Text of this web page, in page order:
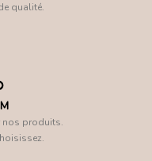
qualité.
nos produits.